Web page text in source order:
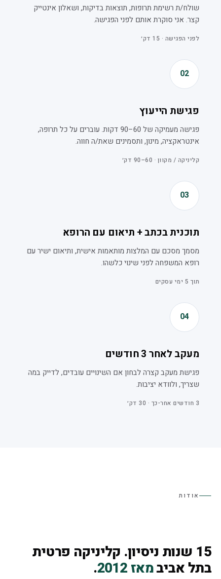
שולח/ת רשימת תרופות, תוצאות בדיקות, ושאלון אינטייק
קצר. אני סוקרת אותם לפני הפגישה.
לפני הפגישה · 15 דק׳
02
פגישת הייעוץ
פגישה מעמיקה של 60–90 דקות. עוברים על כל תרופה,
אינטראקציה, מינון, ותסמינים שאת/ה חווה.
קליניקה / מקוון · 60–90 דק׳
03
תוכנית בכתב + תיאום עם הרופא
מסמך מסכם עם המלצות מותאמות אישית, ותיאום ישיר עם
רופא המשפחה לפני שינוי כלשהו.
תוך 5 ימי עסקים
04
מעקב לאחר 3 חודשים
פגישת מעקב קצרה לבחון אם השינויים עובדים, לדייק במה
שצריך, ולוודא יציבות.
3 חודשים אחר-כך · 30 דק׳
אודות
15 שנות ניסיון. קליניקה פרטית
בתל אביבמאז 2012 .